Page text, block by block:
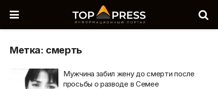
Метка: смерть
Мужчина забил жену до смерти после
просьбы о разводе в Семее